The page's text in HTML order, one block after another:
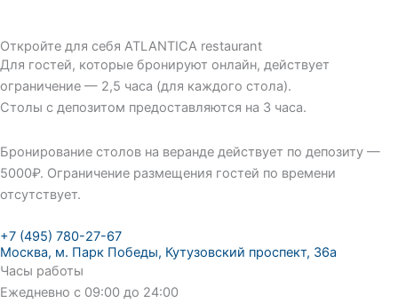
Откройте для себя ATLANTICA restaurant
Для гостей, которые бронируют онлайн, действует
ограничение — 2,5 часа (для каждого стола).
Столы с депозитом предоставляются на 3 часа.
Бронирование столов на веранде действует по депозиту —
5000₽. Ограничение размещения гостей по времени
отсутствует.
+7 (495) 780-27-67
Москва, м. Парк Победы, Кутузовский проспект, 36а
Часы работы
Ежедневно с 09:00 до 24:00